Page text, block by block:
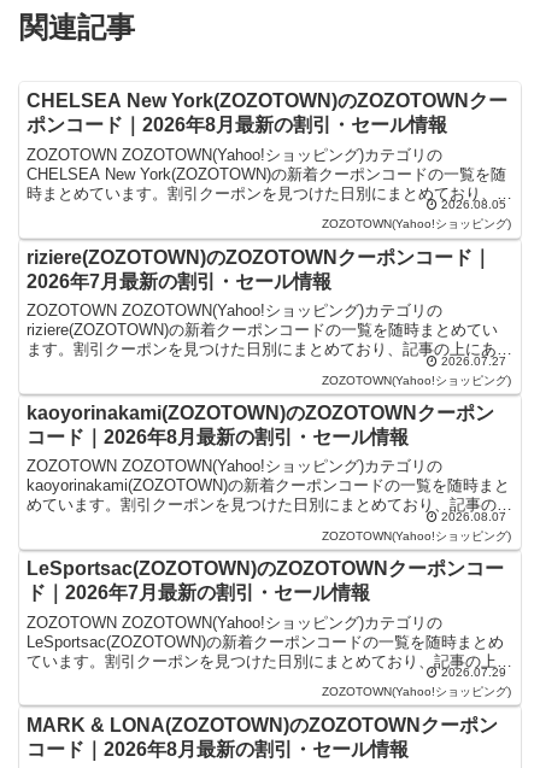
関連記事
CHELSEA New York(ZOZOTOWN)のZOZOTOWNクー
ポンコード｜2026年8月最新の割引・セール情報
ZOZOTOWN ZOZOTOWN(Yahoo!ショッピング)カテゴリの
CHELSEA New York(ZOZOTOWN)の新着クーポンコードの一覧を随
時まとめています。割引クーポンを見つけた日別にまとめており、記
2026.08.05
ZOZOTOWN(Yahoo!ショッピング)
riziere(ZOZOTOWN)のZOZOTOWNクーポンコード｜
2026年7月最新の割引・セール情報
ZOZOTOWN ZOZOTOWN(Yahoo!ショッピング)カテゴリの
riziere(ZOZOTOWN)の新着クーポンコードの一覧を随時まとめてい
ます。割引クーポンを見つけた日別にまとめており、記事の上にある
2026.07.27
ZOZOTOWN(Yahoo!ショッピング)
kaoyorinakami(ZOZOTOWN)のZOZOTOWNクーポン
コード｜2026年8月最新の割引・セール情報
ZOZOTOWN ZOZOTOWN(Yahoo!ショッピング)カテゴリの
kaoyorinakami(ZOZOTOWN)の新着クーポンコードの一覧を随時まと
めています。割引クーポンを見つけた日別にまとめており、記事の上
2026.08.07
ZOZOTOWN(Yahoo!ショッピング)
LeSportsac(ZOZOTOWN)のZOZOTOWNクーポンコー
ド｜2026年7月最新の割引・セール情報
ZOZOTOWN ZOZOTOWN(Yahoo!ショッピング)カテゴリの
LeSportsac(ZOZOTOWN)の新着クーポンコードの一覧を随時まとめ
ています。割引クーポンを見つけた日別にまとめており、記事の上に
2026.07.29
ZOZOTOWN(Yahoo!ショッピング)
MARK & LONA(ZOZOTOWN)のZOZOTOWNクーポン
コード｜2026年8月最新の割引・セール情報